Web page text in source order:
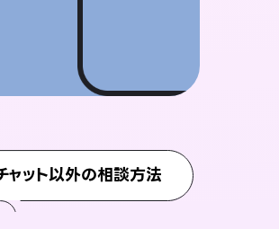
ャット以外の相談方法